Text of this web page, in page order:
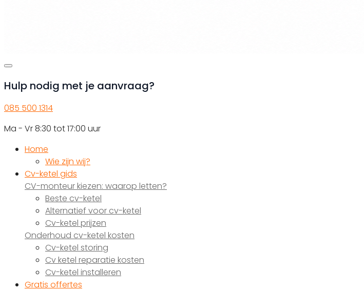
Hulp nodig met je aanvraag?
085 500 1314
Ma - Vr 8:30 tot 17:00 uur
Home
Wie zijn wij?
Cv-ketel gids
CV-monteur kiezen: waarop letten?
Beste cv-ketel
Alternatief voor cv-ketel
Cv-ketel prijzen
Onderhoud cv-ketel kosten
Cv-ketel storing
Cv ketel reparatie kosten
Cv-ketel installeren
Gratis offertes